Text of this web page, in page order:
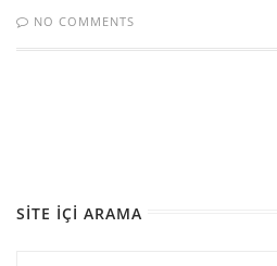
NO COMMENTS
SITE İÇI ARAMA